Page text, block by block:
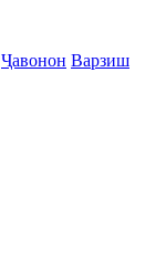
Ҷавонон Варзиш